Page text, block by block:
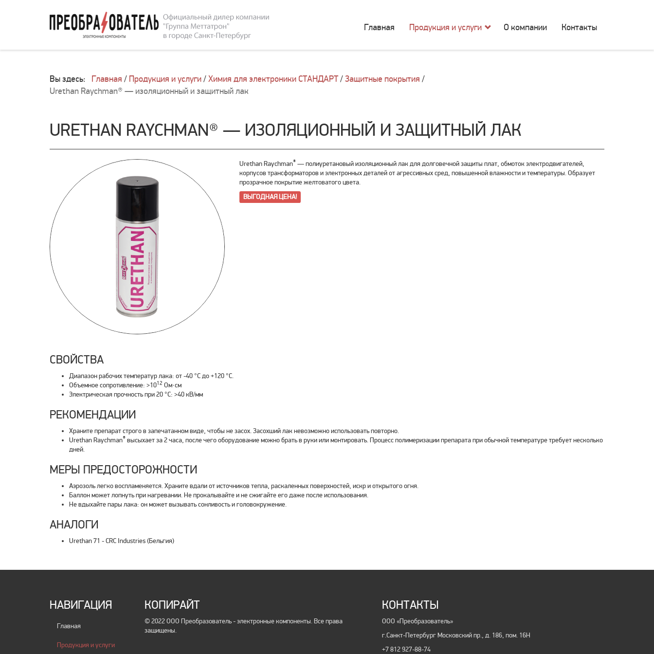
Главная Продукция и услуги О компании Контакты
Вы здесь: Главная / Продукция и услуги/Химия для электроники СТАНДАРТ/Защитные покрытия /
Urethan Raychman® — изоляционный и защитный лак
URETHAN RAYCHMAN® — ИЗОЛЯЦИОННЫЙ И ЗАЩИТНЫЙ ЛАК
Urethan Raychman®— полиуретановый изоляционный лак для долговечной защиты плат, обмоток электродвигателей,
корпусов трансформаторов и электронных деталей от агрессивных сред, повышенной влажности и температуры. Образует
прозрачное покрытие желтоватого цвета.
ВЫГОДНАЯ ЦЕНА!
СВОЙСТВА
Диапазон рабочих температур лака: от -40 °С до +120 °С.
Объемное сопротивление: >1012 Ом·см
Электрическая прочность при 20 °С: >40 кВ/мм
РЕКОМЕНДАЦИИ
Храните препарат строго в запечатанном виде, чтобы не засох. Засохший лак невозможно использовать повторно.
Urethan Raychman® высыхает за 2 часа, после чего оборудование можно брать в руки или монтировать. Процесс полимеризации препарата при обычной температуре требует несколько
дней.
МЕРЫ ПРЕДОСТОРОЖНОСТИ
Аэрозоль легко воспламеняется. Храните вдали от источников тепла, раскаленных поверхностей, искр и открытого огня.
Баллон может лопнуть при нагревании. Не прокалывайте и не сжигайте его даже после использования.
Не вдыхайте пары лака: он может вызывать сонливость и головокружение.
АНАЛОГИ
Urethan 71 - CRC Industries (Бельгия)
НАВИГАЦИЯ
Главная
Продукция и услуги
КОПИРАЙТ
© 2022 ООО Преобразователь - электронные компоненты. Все права
защищены.
КОНТАКТЫ
ООО «Преобразователь»
г.Санкт-Петербург Московский пр., д. 186, пом. 16Н
+7 812 927-88-74